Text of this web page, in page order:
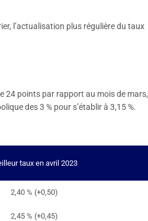
l’actualisation plus régulière du taux
24 points par rapport au mois de mars,
des 3 % pour s’établir à 3,15 %.
taux en avril 2023
2,40 % (+0,50)
2,45 % (+0,45)